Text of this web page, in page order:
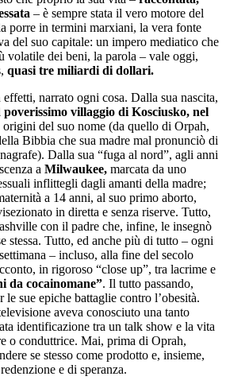
– è sempre stata il vero motore del
porre in termini marxiani, la vera fonte
del suo capitale: un impero mediatico che
volatile dei beni, la parola – vale oggi,
quasi tre miliardi di dollari.
narrato ogni cosa. Dalla sua nascita,
poverissimo villaggio di Kosciusko, nel
origini del suo nome (da quello di Orpah,
Bibbia che sua madre mal pronunciò di
Dalla sua “fuga al nord”, agli anni
a Milwaukee, marcata da uno
inflittegli dagli amanti della madre;
a 14 anni, al suo primo aborto,
in diretta e senza riserve. Tutto,
con il padre che, infine, le insegnò
stessa. Tutto, ed anche più di tutto – ogni
– incluso, alla fine del secolo
in rigoroso “close up”, tra lacrime e
da cocainomane”. Il tutto passando,
le sue epiche battaglie contro l’obesità.
aveva conosciuto una tanto
identificazione tra un talk show e la vita
o conduttrice. Mai, prima di Oprah,
se stesso come prodotto e, insieme,
e di speranza.